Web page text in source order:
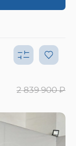
2 839 900 ₽